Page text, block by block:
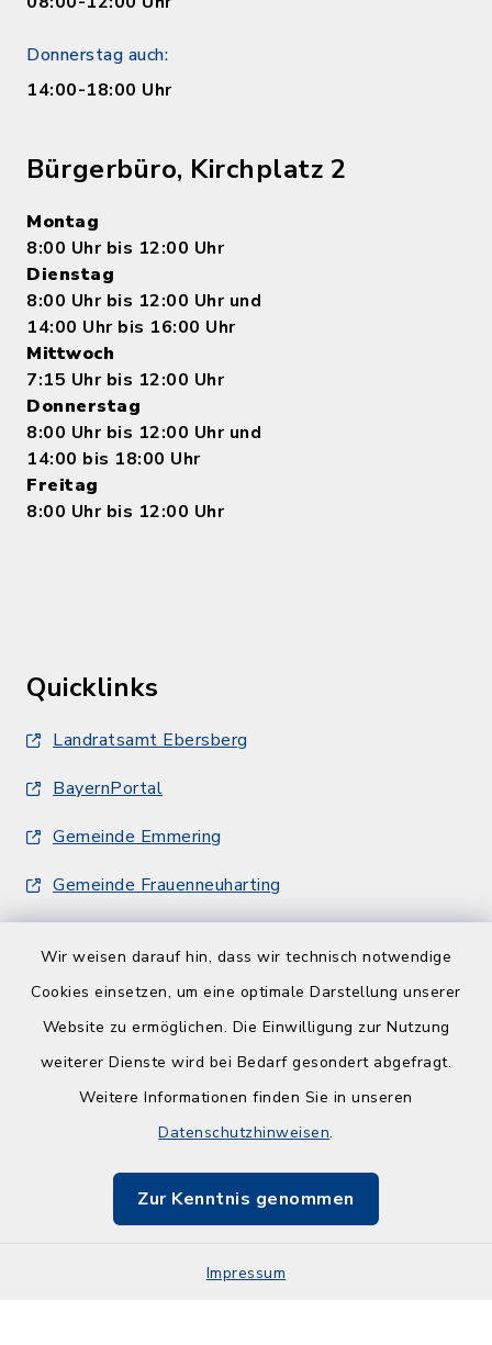
Wir weisen darauf hin, dass wir technisch notwendige
Cookies einsetzen, um eine optimale Darstellung unserer
Website zu ermöglichen. Die Einwilligung zur Nutzung
weiterer Dienste wird bei Bedarf gesondert abgefragt.
Weitere Informationen finden Sie in unseren
Datenschutzhinweisen.
Zur Kenntnis genommen
Impressum
Donnerstag auch:
14:00-18:00 Uhr
Bürgerbüro, Kirchplatz 2
Montag
8:00 Uhr bis 12:00 Uhr
Dienstag
8:00 Uhr bis 12:00 Uhr und
14:00 Uhr bis 16:00 Uhr
Mittwoch
7:15 Uhr bis 12:00 Uhr
Donnerstag
8:00 Uhr bis 12:00 Uhr und
14:00 bis 18:00 Uhr
Freitag
8:00 Uhr bis 12:00 Uhr
Quicklinks
Landratsamt Ebersberg
BayernPortal
Gemeinde Emmering
Gemeinde Frauenneuharting
Barrierefreiheit
Sitemap